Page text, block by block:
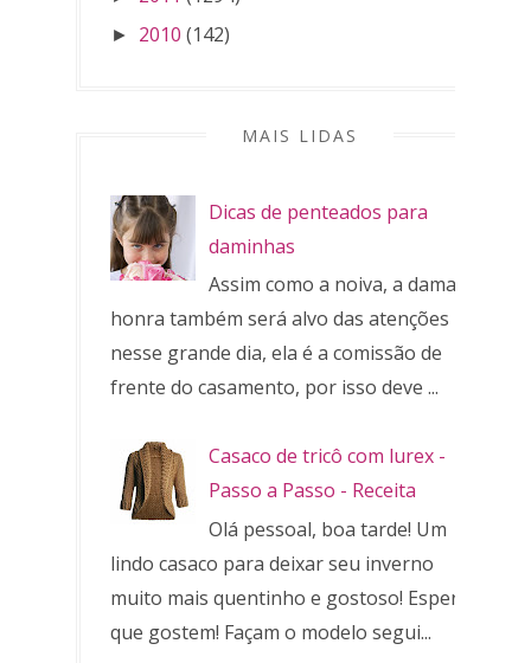
► 2010 (142)
MAIS LIDAS
Dicas de penteados para
daminhas
Assim como a noiva, a dama de
honra também será alvo das atenções
nesse grande dia, ela é a comissão de
frente do casamento, por isso deve ...
Casaco de tricô com lurex -
Passo a Passo - Receita
Olá pessoal, boa tarde! Um
lindo casaco para deixar seu inverno
muito mais quentinho e gostoso! Espero
que gostem! Façam o modelo segui...